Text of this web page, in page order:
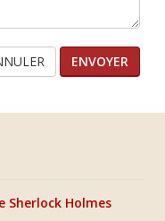
Sherlock Holmes